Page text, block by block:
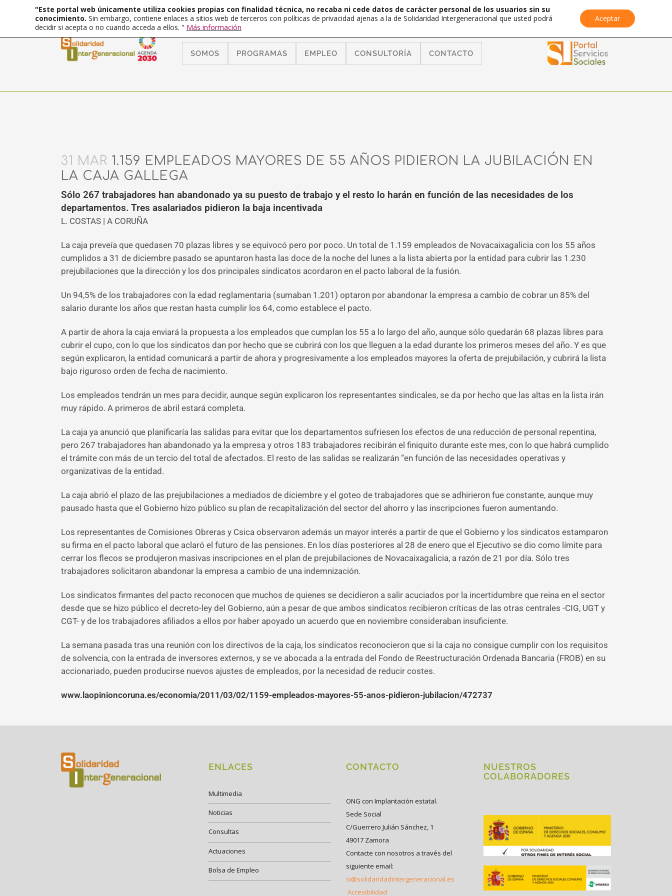
SOMOS PROGRAMAS EMPLEO CONSULTORÍA CONTACTO
31 MAR 1.159 EMPLEADOS MAYORES DE 55 AÑOS PIDIERON LA JUBILACIÓN EN
LA CAJA GALLEGA
Sólo 267 trabajadores han abandonado ya su puesto de trabajo y el resto lo harán en función de las necesidades de los
departamentos. Tres asalariados pidieron la baja incentivada
L. COSTAS | A CORUÑA
La caja preveía que quedasen 70 plazas libres y se equivocó pero por poco. Un total de 1.159 empleados de Novacaixagalicia con los 55 años
cumplidos a 31 de diciembre pasado se apuntaron hasta las doce de la noche del lunes a la lista abierta por la entidad para cubrir las 1.230
prejubilaciones que la dirección y los dos principales sindicatos acordaron en el pacto laboral de la fusión.
Un 94,5% de los trabajadores con la edad reglamentaria (sumaban 1.201) optaron por abandonar la empresa a cambio de cobrar un 85% del
salario durante los años que restan hasta cumplir los 64, como establece el pacto.
A partir de ahora la caja enviará la propuesta a los empleados que cumplan los 55 a lo largo del año, aunque sólo quedarán 68 plazas libres para
cubrir el cupo, con lo que los sindicatos dan por hecho que se cubrirá con los que lleguen a la edad durante los primeros meses del año. Y es que
según explicaron, la entidad comunicará a partir de ahora y progresivamente a los empleados mayores la oferta de prejubilación, y cubrirá la lista
bajo riguroso orden de fecha de nacimiento.
Los empleados tendrán un mes para decidir, aunque según explicaron los representantes sindicales, se da por hecho que las altas en la lista irán
muy rápido. A primeros de abril estará completa.
La caja ya anunció que planificaría las salidas para evitar que los departamentos sufriesen los efectos de una reducción de personal repentina,
pero 267 trabajadores han abandonado ya la empresa y otros 183 trabajadores recibirán el finiquito durante este mes, con lo que habrá cumplido
el trámite con más de un tercio del total de afectados. El resto de las salidas se realizarán “en función de las necesidades operativas y
organizativas de la entidad.
La caja abrió el plazo de las prejubilaciones a mediados de diciembre y el goteo de trabajadores que se adhirieron fue constante, aunque muy
pausado hasta que el Gobierno hizo público su plan de recapitalización del sector del ahorro y las inscripciones fueron aumentando.
Los representantes de Comisiones Obreras y Csica observaron además un mayor interés a partir de que el Gobierno y los sindicatos estamparon
su firma en el pacto laboral que aclaró el futuro de las pensiones. En los días posteriores al 28 de enero que el Ejecutivo se dio como límite para
cerrar los flecos se produjeron masivas inscripciones en el plan de prejubilaciones de Novacaixagalicia, a razón de 21 por día. Sólo tres
trabajadores solicitaron abandonar la empresa a cambio de una indemnización.
Los sindicatos firmantes del pacto reconocen que muchos de quienes se decidieron a salir acuciados por la incertidumbre que reina en el sector
desde que se hizo público el decreto-ley del Gobierno, aún a pesar de que ambos sindicatos recibieron críticas de las otras centrales -CIG, UGT y
CGT- y de los trabajadores afiliados a ellos por haber apoyado un acuerdo que en noviembre consideraban insuficiente.
La semana pasada tras una reunión con los directivos de la caja, los sindicatos reconocieron que si la caja no consigue cumplir con los requisitos
de solvencia, con la entrada de inversores externos, y se ve abocada a la entrada del Fondo de Reestructuración Ordenada Bancaria (FROB) en su
accionariado, pueden producirse nuevos ajustes de empleados, por la necesidad de reducir costes.
www.laopinioncoruna.es/economia/2011/03/02/1159-empleados-mayores-55-anos-pidieron-jubilacion/472737
ENLACES
Multimedia
Noticias
Consultas
Actuaciones
Bolsa de Empleo
CONTACTO
ONG con Implantación estatal.
Sede Social
C/Guerrero Julián Sánchez, 1
49017 Zamora
Contacte con nosotros a través del
siguiente email:
si@solidaridadintergeneracional.es
Accesibilidad
NUESTROS
COLABORADORES
"Este portal web únicamente utiliza cookies propias con finalidad técnica, no recaba ni cede datos de carácter personal de los usuarios sin su
conocimiento. Sin embargo, contiene enlaces a sitios web de terceros con políticas de privacidad ajenas a la de Solidaridad Intergeneracional que usted podrá
decidir si acepta o no cuando acceda a ellos. " Más información
Aceptar